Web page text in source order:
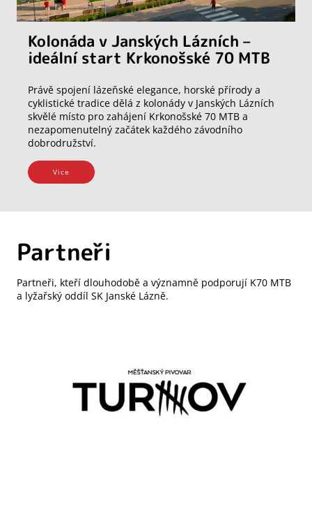
Kolonáda v Janských Lázních –
ideální start Krkonošské 70 MTB
Právě spojení lázeňské elegance, horské přírody a
cyklistické tradice dělá z kolonády v Janských Lázních
skvělé místo pro zahájení Krkonošské 70 MTB a
nezapomenutelný začátek každého závodního
dobrodružství.
Vice
Partneři
Partneři, kteří dlouhodobě a významně podporují K70 MTB
a lyžařský oddíl SK Janské Lázně.